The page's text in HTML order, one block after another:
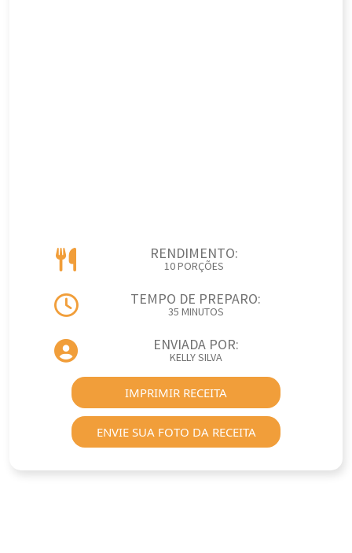
RENDIMENTO:
10 PORÇÕES
TEMPO DE PREPARO:
35 MINUTOS
ENVIADA POR:
KELLY SILVA
IMPRIMIR RECEITA
ENVIE SUA FOTO DA RECEITA